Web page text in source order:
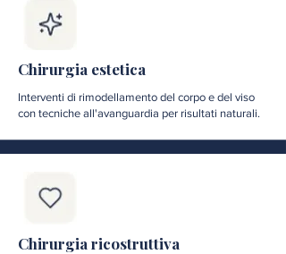
Chirurgia estetica
Interventi di rimodellamento del corpo e del viso
con tecniche all'avanguardia per risultati naturali.
Chirurgia ricostruttiva